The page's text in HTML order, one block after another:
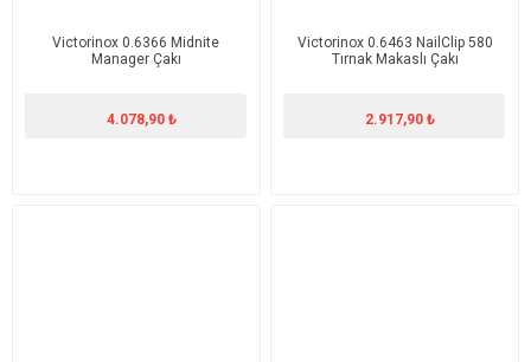
Victorinox 0.6366 Midnite
Manager Çakı
4.078,90 ₺
Victorinox 0.6463 NailClip 580
Tırnak Makaslı Çakı
2.917,90 ₺